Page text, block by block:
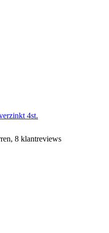
4st.
8 klantreviews